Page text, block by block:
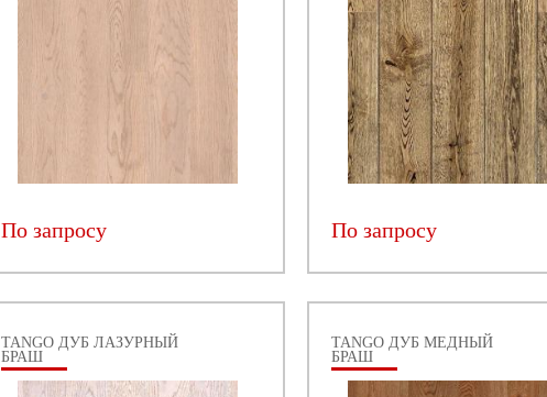
По запросу По запросу
TANGO ДУБ ЛАЗУРНЫЙ
БРАШ
TANGO ДУБ МЕДНЫЙ
БРАШ